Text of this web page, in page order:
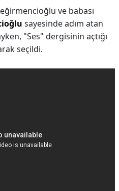
ve babası
sayesinde adım atan
"Ses" dergisinin açtığı
seçildi.